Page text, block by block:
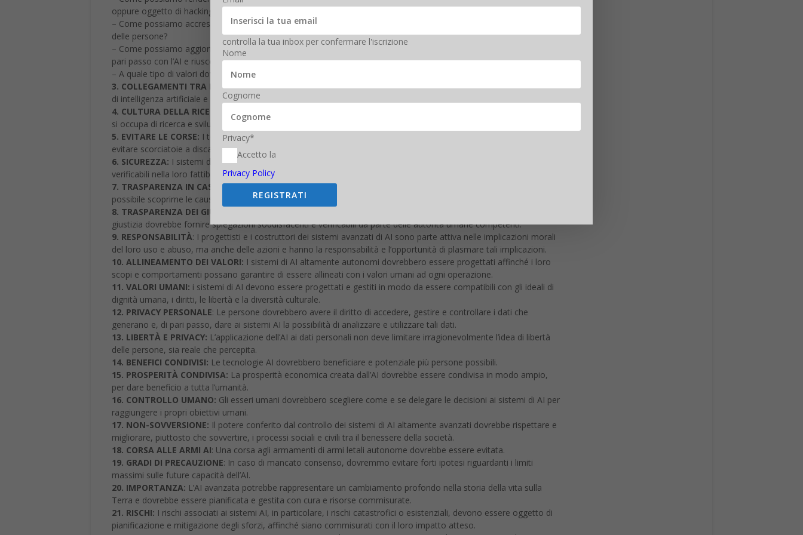
pari passo con l’AI e riuscendo a gestire i rischi ad essa associati?
– A quale tipo di valori dovremmo allineare l’AI e quali status legali ed etici dovremmo attribuirle?
3. COLLEGAMENTI TRA POLITICA E SCIENZA:Ci dovrebbe essere uno scambio costruttivo e sano tra i ricercatori
di intelligenza artificiale e i politici.
4. CULTURA DELLA RICERCA:Una cultura di cooperazione, fiducia e trasparenza dovrebbe costituire la base di chi
si occupa di ricerca e sviluppo dell’AI.
5. EVITARE LE CORSE:I team che si occupano dello sviluppo di sistemi AI devono cooperare attivamente per
evitare scorciatoie a discapito dei sistemi di sicurezza.
6. SICUREZZA:I sistemi di AI dovrebbero essere sicuri e protetti nel corso di tutta la durata del loro ciclo di vita e
verificabili nella loro fattibilità.
7. TRASPARENZA IN CASO DI INSUCCESSO:nel momento in cui un sistema di AI causasse un danno sarebbe
possibile scoprirne le cause.
8. TRASPARENZA DEI GIUDIZI:
Qualsiasi coinvolgimento da parte di un sistema decisionale autonomo in materia di
giustizia dovrebbe fornire spiegazioni soddisfacenti e verificabili da parte delle autorità umane competenti.
9. RESPONSABILITÀ: I progettisti e i costruttori dei sistemi avanzati di AI sono parte attiva nelle implicazioni morali
del loro uso e abuso, ma anche delle azioni e hanno la responsabilità e l’opportunità di plasmare tali implicazioni.
10. ALLINEAMENTO DEI VALORI:I sistemi di AI altamente autonomi dovrebbero essere progettati affinché i loro
scopi e comportamenti possano garantire di essere allineati con i valori umani ad ogni operazione.
11. VALORI UMANI:i sistemi di AI devono essere progettati e gestiti in modo da essere compatibili con gli ideali di
dignità umana, i diritti, le libertà e la diversità culturale.
12. PRIVACY PERSONALE: Le persone dovrebbero avere il diritto di accedere, gestire e controllare i dati che
generano e, di pari passo, dare ai sistemi AI la possibilità di analizzare e utilizzare tali dati.
13. LIBERTÀ E PRIVACY:L’applicazione dell’AI ai dati personali non deve limitare irragionevolmente l’idea di libertà
delle persone, sia reale che percepita.
14. BENEFICI CONDIVISI:Le tecnologie AI dovrebbero beneficiare e potenziale più persone possibili.
15. PROSPERITÀ CONDIVISA:La prosperità economica creata dall’AI dovrebbe essere condivisa in modo ampio,
per dare beneficio a tutta l’umanità.
16. CONTROLLO UMANO: Gli esseri umani dovrebbero scegliere come e se delegare le decisioni ai sistemi di AI per
raggiungere i propri obiettivi umani.
17. NON-SOVVERSIONE:Il potere conferito dal controllo dei sistemi di AI altamente avanzati dovrebbe rispettare e
migliorare, piuttosto che sovvertire, i processi sociali e civili tra il benessere della società.
18. CORSA ALLE ARMI AI: Una corsa agli armamenti di armi letali autonome dovrebbe essere evitata.
19. GRADI DI PRECAUZIONE : In caso di mancato consenso, dovremmo evitare forti ipotesi riguardanti i limiti
massimi sulle future capacità dell’AI.
20. IMPORTANZA:L’AI avanzata potrebbe rappresentare un cambiamento profondo nella storia della vita sulla
Terra e dovrebbe essere pianificata e gestita con cura e risorse commisurate.
21. RISCHI: I rischi associati ai sistemi AI, in particolare, i rischi catastrofici o esistenziali, devono essere oggetto di
pianificazione e mitigazione degli sforzi, affinché siano commisurati con il loro impatto atteso.
22. MIGLIORAMENTO PERSONALE RICORSIVO: I sistemi di AI progettati per auto-migliorarsi o auto-replicarsi
ricorrentemente in modo che possano portare ad un rapido aumento della qualità o delle quantità, devono essere
oggetto di misure di sicurezza e di controllo severe.
23. BENE COMUNE: La Super-intelligenza dovrebbe essere sviluppata esclusivamente al servizio di ideali etici
Cognome
Accetto la
Privacy Policy
REGISTRATI